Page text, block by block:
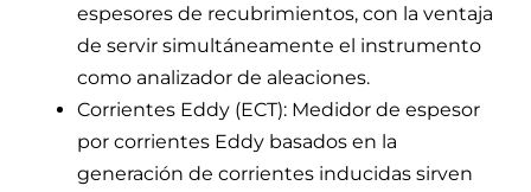
espesores de recubrimientos, con la ventaja
de servir simultáneamente el instrumento
como analizador de aleaciones.
Corrientes Eddy (ECT): Medidor de espesor
por corrientes Eddy basados en la
generación de corrientes inducidas sirven